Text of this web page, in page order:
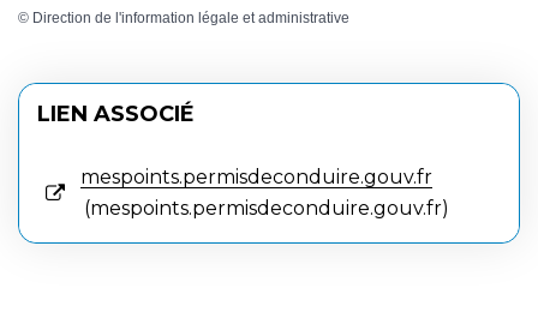
© Direction de l'information légale et administrative
LIEN ASSOCIÉ
mespoints.permisdeconduire.gouv.fr
mespoints.permisdeconduire.gouv.fr